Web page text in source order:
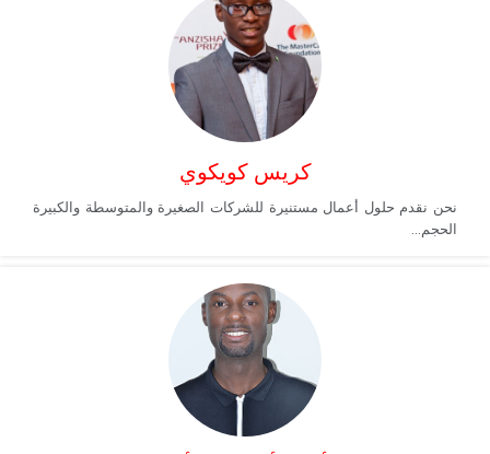
كريس كويكوي
نحن نقدم حلول أعمال مستنيرة للشركات الصغيرة والمتوسطة والكبيرة
الحجم...